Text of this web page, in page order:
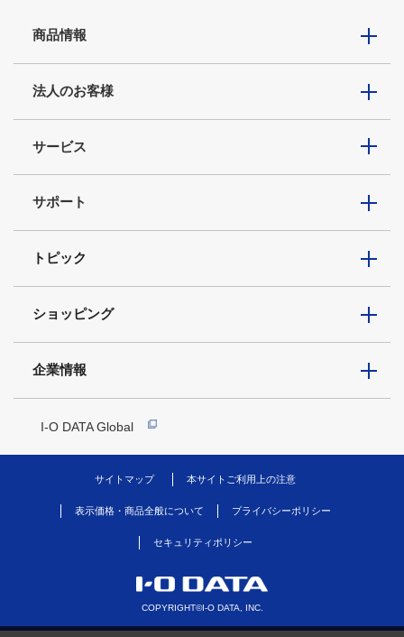
商品情報
法人のお客様
サービス
サポート
トピック
ショッピング
企業情報
I-O DATA Global
サイトマップ 本サイトご利用上の注意
表示価格・商品全般について プライバシーポリシー
セキュリティポリシー
COPYRIGHT©I-O DATA, INC.